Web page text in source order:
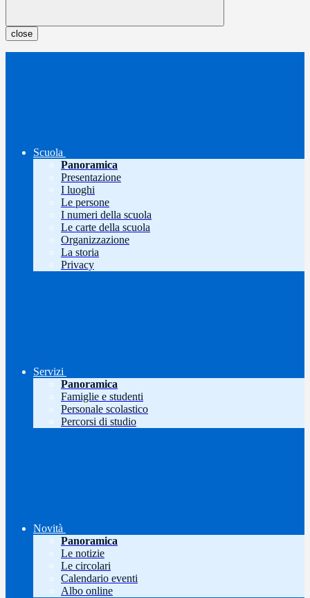
close
Scuola
Panoramica
Presentazione
I luoghi
Le persone
I numeri della scuola
Le carte della scuola
Organizzazione
La storia
Privacy
Servizi
Panoramica
Famiglie e studenti
Personale scolastico
Percorsi di studio
Novità
Panoramica
Le notizie
Le circolari
Calendario eventi
Albo online